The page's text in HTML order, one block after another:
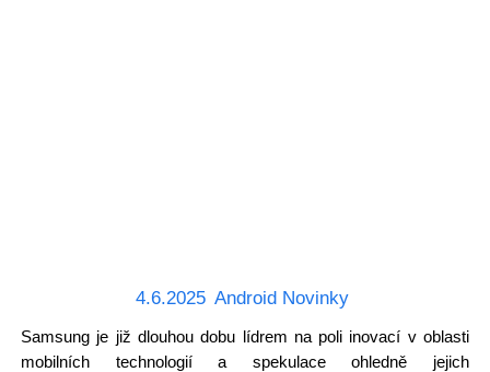
4.6.2025 Android Novinky
Samsung je již dlouhou dobu lídrem na poli inovací v oblasti
mobilních technologií a spekulace ohledně jejich